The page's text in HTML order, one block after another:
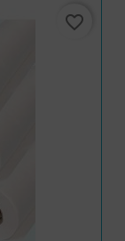
favorite_border